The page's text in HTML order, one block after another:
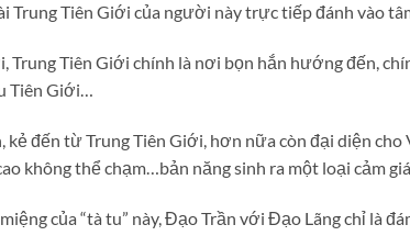
Trung Tiên Giới của người này trực tiếp đánh vào
Trung Tiên Giới chính là nơi bọn hắn hướng đến,
Tiên Giới…
kẻ đến từ Trung Tiên Giới, hơn nữa còn đại diện
không thể chạm…bản năng sinh ra một loại cảm
của “tà tu” này, Đạo Trần với Đạo Lãng chỉ là